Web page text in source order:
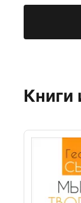
Книги